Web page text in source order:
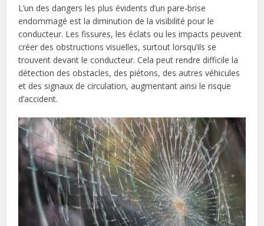
L’un des dangers les plus évidents d’un pare-brise
endommagé est la diminution de la visibilité pour le
conducteur. Les fissures, les éclats ou les impacts peuvent
créer des obstructions visuelles, surtout lorsqu’ils se
trouvent devant le conducteur. Cela peut rendre difficile la
détection des obstacles, des piétons, des autres véhicules
et des signaux de circulation, augmentant ainsi le risque
d’accident.